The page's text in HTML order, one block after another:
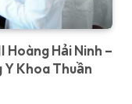
Hoàng Hải Ninh –
Y Khoa Thuần